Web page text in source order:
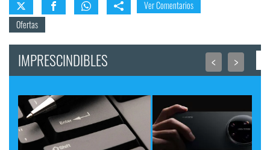
Ver Comentarios
Ofertas
IMPRESCINDIBLES < >